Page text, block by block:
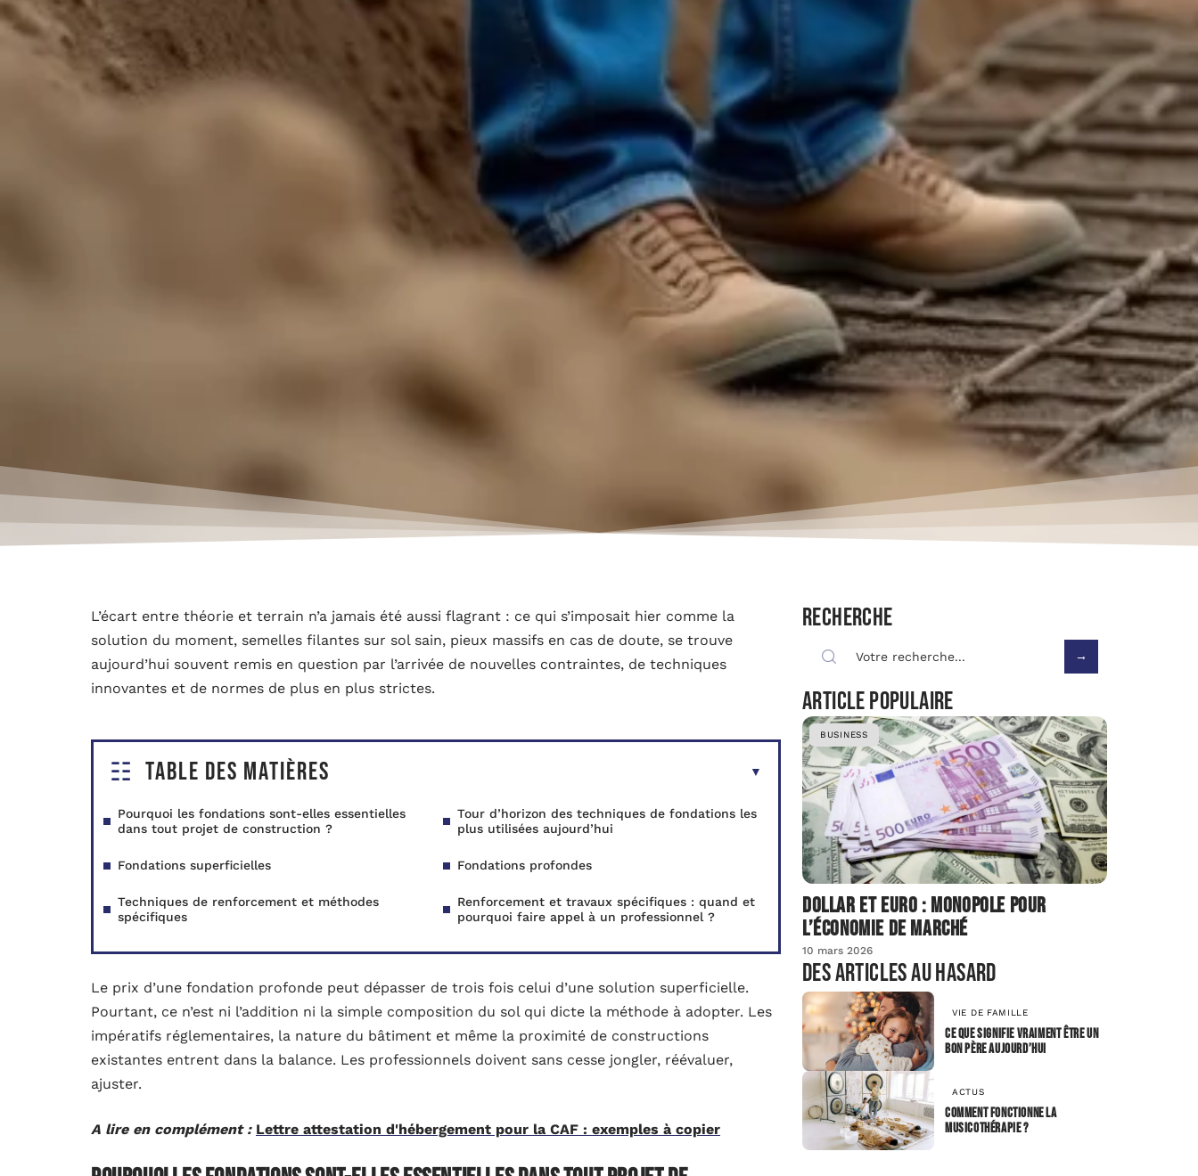
L’écart entre théorie et terrain n’a jamais été aussi flagrant : ce qui s’imposait hier comme la
solution du moment, semelles filantes sur sol sain, pieux massifs en cas de doute, se trouve
aujourd’hui souvent remis en question par l’arrivée de nouvelles contraintes, de techniques
innovantes et de normes de plus en plus strictes.
Table des matières
Pourquoi les fondations sont-elles essentielles
dans tout projet de construction ?
Tour d’horizon des techniques de fondations les
plus utilisées aujourd’hui
Fondations superficielles Fondations profondes
Techniques de renforcement et méthodes
spécifiques
Renforcement et travaux spécifiques : quand et
pourquoi faire appel à un professionnel ?
Le prix d’une fondation profonde peut dépasser de trois fois celui d’une solution superficielle.
Pourtant, ce n’est ni l’addition ni la simple composition du sol qui dicte la méthode à adopter. Les
impératifs réglementaires, la nature du bâtiment et même la proximité de constructions
existantes entrent dans la balance. Les professionnels doivent sans cesse jongler, réévaluer,
ajuster.
A lire en complément : Lettre attestation d'hébergement pour la CAF : exemples à copier
Recherche
Article populaire
BUSINESS
Dollar et euro : monopole pour
l’économie de marché
10 mars 2026
Des articles au hasard
VIE DE FAMILLE
Ce que signifie vraiment être un
bon père aujourd’hui
ACTUS
Comment fonctionne la
musicothérapie ?